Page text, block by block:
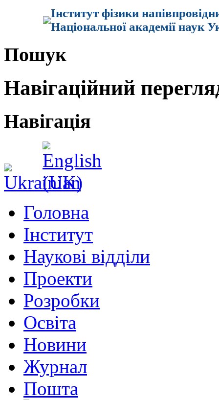
Інститут фізики
Національної академії наук
Пошук
Навігаційний
Навігація
Головна
Інститут
Наукові відділи
Проекти
Розробки
Освіта
Новини
Журнал
Пошта